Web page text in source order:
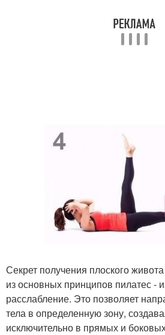
Секрет получения плоского
из основных принципов пилатес -
расслабление. Это позволяет
тела в определенную зону,
исключительно в прямых и